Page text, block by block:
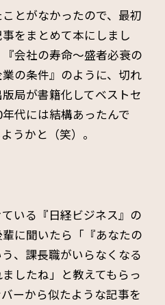
とがなかったので、最初
をまとめて本にしまし
会社の寿命～盛者必衰の
の条件』のように、切れ
局が書籍化してベストセ
代には結構あったんで
うかと（笑）。
いる『日経ビジネス』の
に聞いたら「『あなたの
、課長職がいらなくなる
したね」と教えてもらっ
ーから似たような記事を